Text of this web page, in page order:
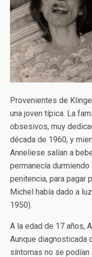
Provenientes de
una joven típica. La
obsesivos, muy
década de 1960, y
Anneliese salían a
permanecía
penitencia, para pagar
Michel había dado a
1950).
A la edad de 17 años,
Aunque diagnosticada
síntomas no se podían